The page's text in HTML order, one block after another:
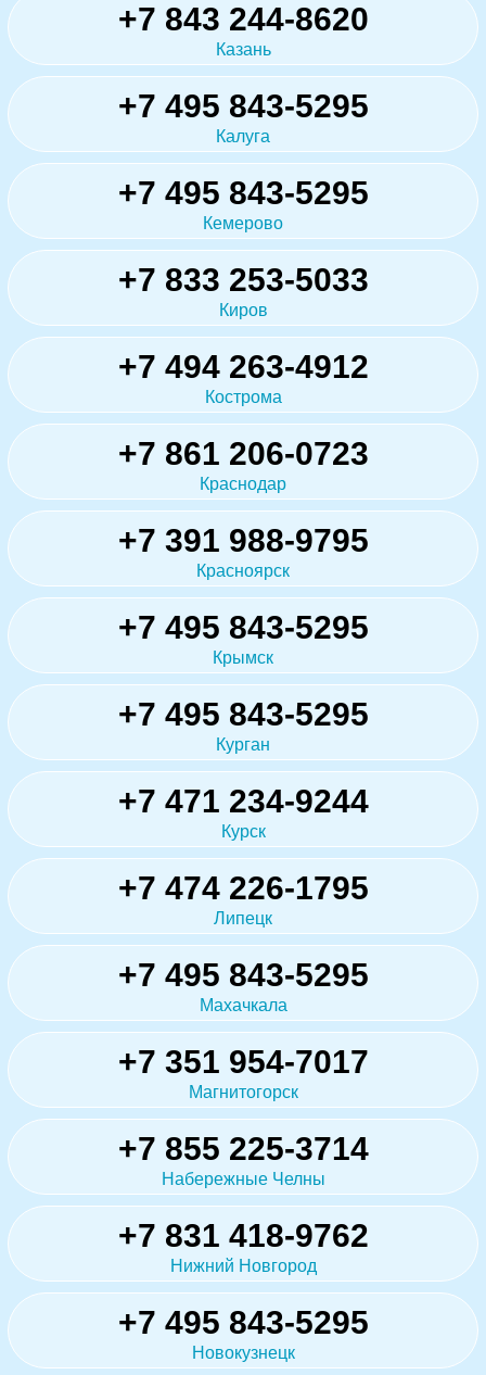
+7 843 244-8620
Казань
+7 495 843-5295
Калуга
+7 495 843-5295
Кемерово
+7 833 253-5033
Киров
+7 494 263-4912
Кострома
+7 861 206-0723
Краснодар
+7 391 988-9795
Красноярск
+7 495 843-5295
Крымск
+7 495 843-5295
Курган
+7 471 234-9244
Курск
+7 474 226-1795
Липецк
+7 495 843-5295
Махачкала
+7 351 954-7017
Магнитогорск
+7 855 225-3714
Набережные Челны
+7 831 418-9762
Нижний Новгород
+7 495 843-5295
Новокузнецк